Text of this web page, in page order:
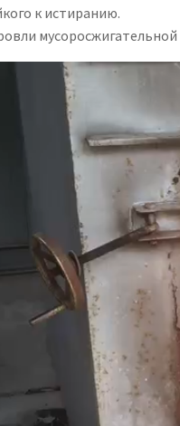
к истиранию.